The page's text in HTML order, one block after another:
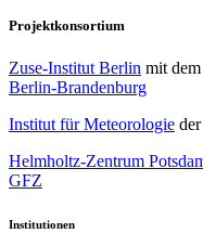
Projektkonsortium
Zuse-Institut Berlin mit dem
Berlin-Brandenburg
Institut für Meteorologie
Helmholtz-Zentrum
GFZ
Institutionen